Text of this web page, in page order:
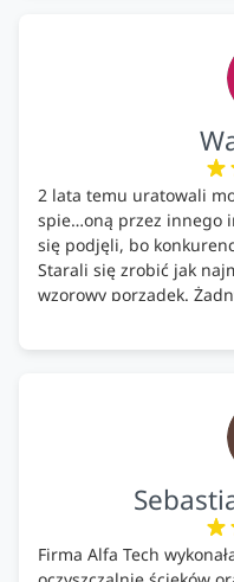
ekologicznych
2 lata temu uratowali
spie…oną przez innego
się podjęli, bo
Starali się zrobić jak
wzorowy porządek.
kosztów. Zaskoczenie.
pomontażowa również
Firma Alfa Tech